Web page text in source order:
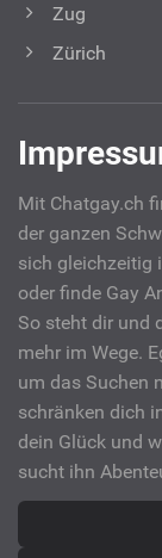
Zug
Zürich
Mit Chatgay.ch
der ganzen
sich gleichzeitig
oder finde Gay
So steht dir und
mehr im Wege.
um das Suchen
schränken dich
dein Glück und
sucht ihn